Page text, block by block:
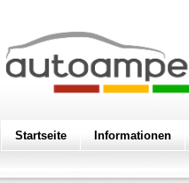
Startseite Informationen